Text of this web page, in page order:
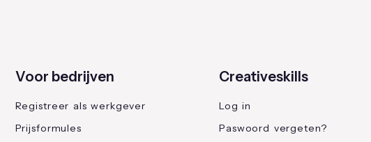
Voor bedrijven
Registreer als werkgever
Prijsformules
Creativeskills
Log in
Paswoord vergeten?